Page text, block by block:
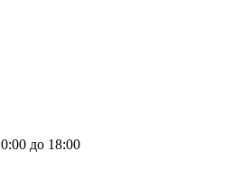
до 18:00